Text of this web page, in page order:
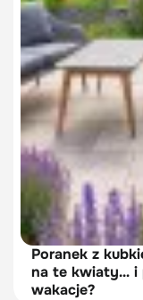
Poranek z
na te kwiaty… i
wakacje?